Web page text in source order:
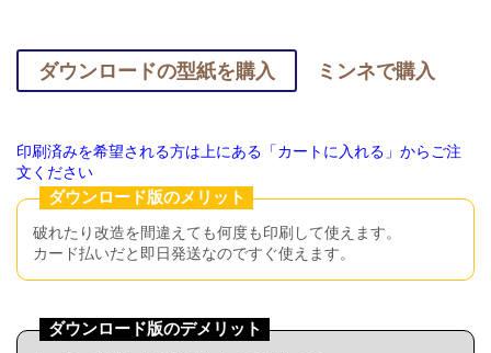
ダウンロードの型紙を購入 ミンネで購入
印刷済みを希望される方は上にある「カートに入れる」からご注
文ください
ダウンロード版のメリット
破れたり改造を間違えても何度も印刷して使えます。
カード払いだと即日発送なのですぐ使えます。
ダウンロード版のデメリット